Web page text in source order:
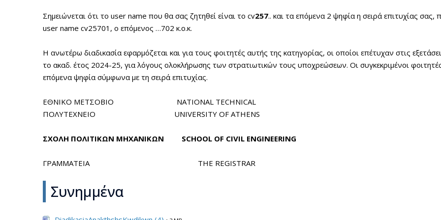
Σημειώνεται ότι το user name που θα σας ζητηθεί είναι το cv257.. και τα επόμενα 2 ψηφία η σειρά επιτυχίας σας,
user name cv25701, ο επόμενος …702 κ.ο.κ.
Η ανωτέρω διαδικασία εφαρμόζεται και για τους φοιτητές αυτής της κατηγορίας, οι οποίοι επέτυχαν στις
το ακαδ. έτος 2024-25, για λόγους ολοκλήρωσης των στρατιωτικών τους υποχρεώσεων. Οι συγκεκριμένοι
επόμενα ψηφία σύμφωνα με τη σειρά επιτυχίας.
ΕΘΝΙΚΟ ΜΕΤΣΟΒΙΟ NATIONAL TECHNICAL
ΠΟΛΥΤΕΧΝΕΙΟ UNIVERSITY OF ATHENS
ΣΧΟΛΗ ΠΟΛΙΤΙΚΩΝ ΜΗΧΑΝΙΚΩΝ SCHOOL OF CIVIL ENGINEERING
ΓΡΑΜΜΑΤΕΙΑ THE REGISTRAR
Συνημμένα